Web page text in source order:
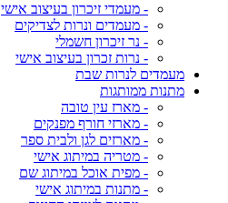
- מעמדי זיכרון בעיצוב אישי
- מעמדים ונרות לצדיקים
- נר זיכרון חשמלי
- נרות זכרון בעיצוב אישי
מעמדים לנרות שבת
מתנות ממותגות
- מארז עין טובה
- מארזי חורף מפנקים
- מארזים לגן ולבית ספר
- מטריה במיתוג אישי
- מפית אוכל במיתוג שם
- מתנות במיתוג אישי